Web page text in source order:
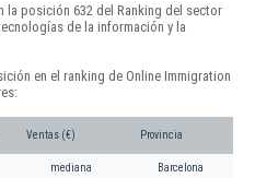
la posición 632 del Ranking del sector
de la información y la
en el ranking de Online Immigration
Ventas (€) Provincia
mediana Barcelona